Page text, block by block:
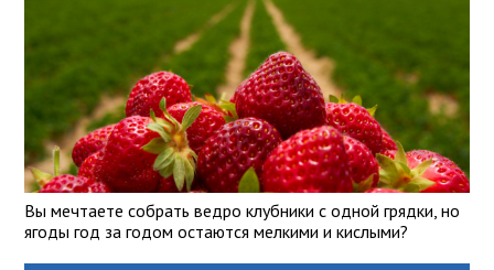
Вы мечтаете собрать ведро клубники с одной грядки, но
ягоды год за годом остаются мелкими и кислыми?